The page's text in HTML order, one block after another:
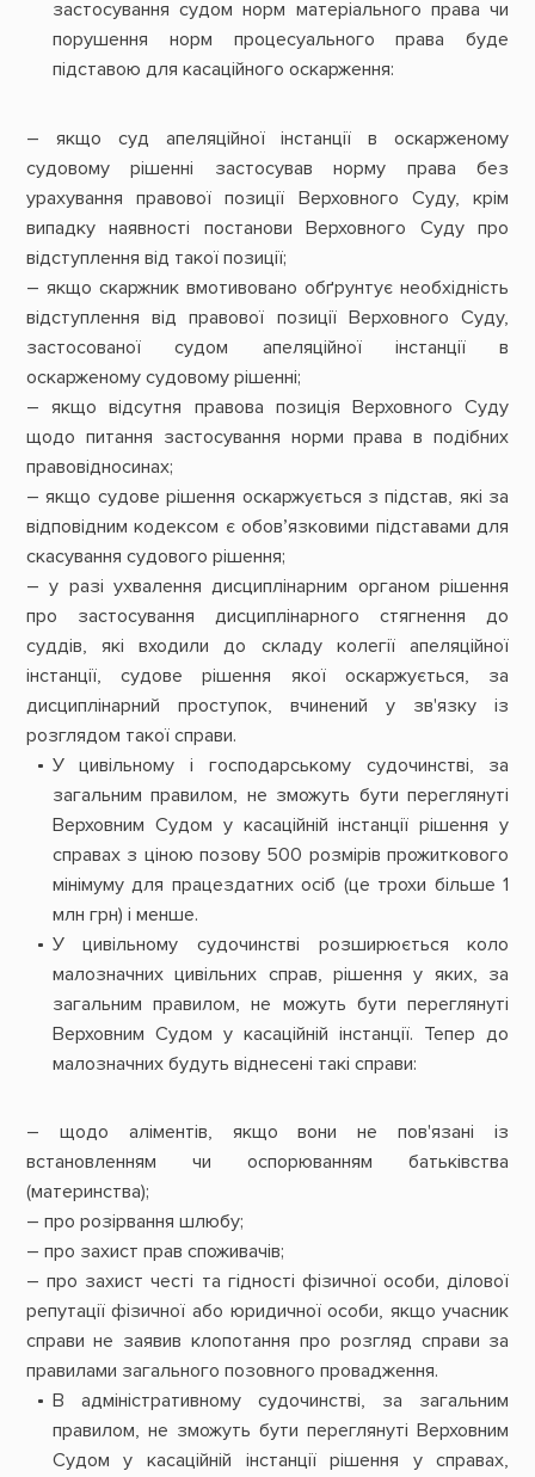
застосування судом норм матеріального права чи
порушення норм процесуального права буде
підставою для касаційного оскарження:
– якщо суд апеляційної інстанції в оскарженому
судовому рішенні застосував норму права без
урахування правової позиції Верховного Суду, крім
випадку наявності постанови Верховного Суду про
відступлення від такої позиції;
– якщо скаржник вмотивовано обґрунтує необхідність
відступлення від правової позиції Верховного Суду,
застосованої судом апеляційної інстанції в
оскарженому судовому рішенні;
– якщо відсутня правова позиція Верховного Суду
щодо питання застосування норми права в подібних
правовідносинах;
– якщо судове рішення оскаржується з підстав, які за
відповідним кодексом є обов’язковими підставами для
скасування судового рішення;
– у разі ухвалення дисциплінарним органом рішення
про застосування дисциплінарного стягнення до
суддів, які входили до складу колегії апеляційної
інстанції, судове рішення якої оскаржується, за
дисциплінарний проступок, вчинений у зв'язку із
розглядом такої справи.
У цивільному і господарському судочинстві, за
загальним правилом, не зможуть бути переглянуті
Верховним Судом у касаційній інстанції рішення у
справах з ціною позову 500 розмірів прожиткового
мінімуму для працездатних осіб (це трохи більше 1
млн грн) і менше.
У цивільному судочинстві розширюється коло
малозначних цивільних справ, рішення у яких, за
загальним правилом, не можуть бути переглянуті
Верховним Судом у касаційній інстанції. Тепер до
малозначних будуть віднесені такі справи:
– щодо аліментів, якщо вони не пов'язані із
встановленням чи оспорюванням батьківства
(материнства);
– про розірвання шлюбу;
– про захист прав споживачів;
– про захист честі та гідності фізичної особи, ділової
репутації фізичної або юридичної особи, якщо учасник
справи не заявив клопотання про розгляд справи за
правилами загального позовного провадження.
В адміністративному судочинстві, за загальним
правилом, не зможуть бути переглянуті Верховним
Судом у касаційній інстанції рішення у справах,